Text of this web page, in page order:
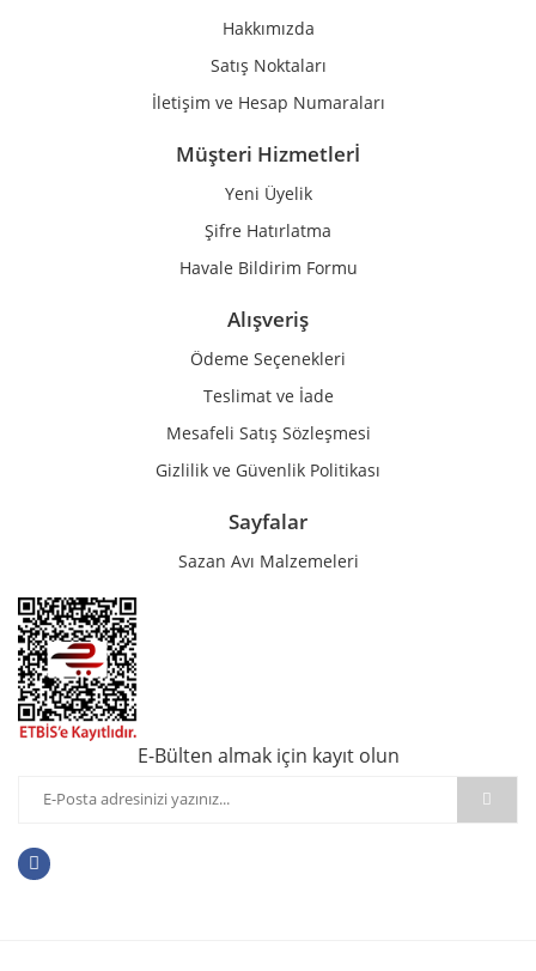
Gönder
Hakkımızda
Satış Noktaları
İletişim ve Hesap Numaraları
Müşteri Hizmetlerİ
Yeni Üyelik
Şifre Hatırlatma
Havale Bildirim Formu
Alışveriş
Ödeme Seçenekleri
Teslimat ve İade
Mesafeli Satış Sözleşmesi
Gizlilik ve Güvenlik Politikası
Sayfalar
Sazan Avı Malzemeleri
E-Bülten almak için kayıt olun